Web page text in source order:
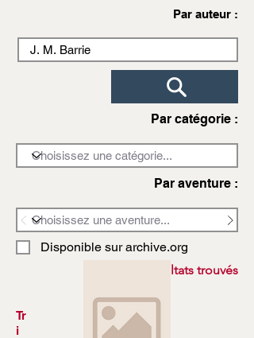
Par auteur :
Par catégorie :
Par aventure :
Disponible sur archive.org
3972 résultats trouvés
Tr
i